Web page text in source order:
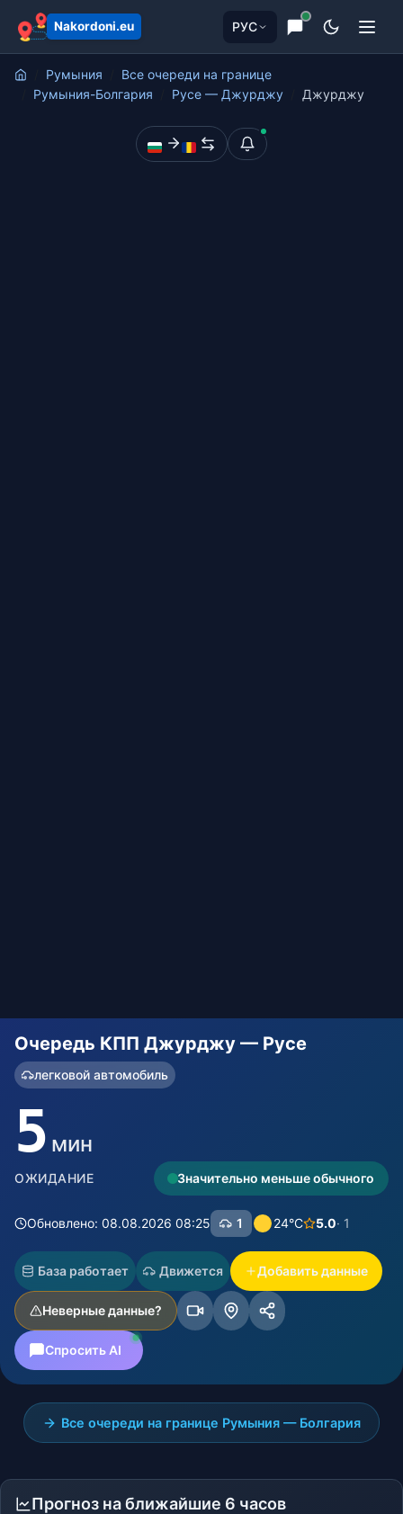
Nakordoni.eu РУС
содержанию
Румыния
Все очереди на границе
Румыния-Болгария
Русе — Джурджу Джурджу
Очередь КПП Джурджу — Русе
легковой автомобиль
5 мин
ОЖИДАНИЕ Значительно меньше обычного
Обновлено: 08.08.2026 08:25 1 24°C 5.0· 1
База работает Движется Добавить данные
Неверные данные?
Спросить AI
Все очереди на границе Румыния — Болгария
Прогноз на ближайшие 6 часов